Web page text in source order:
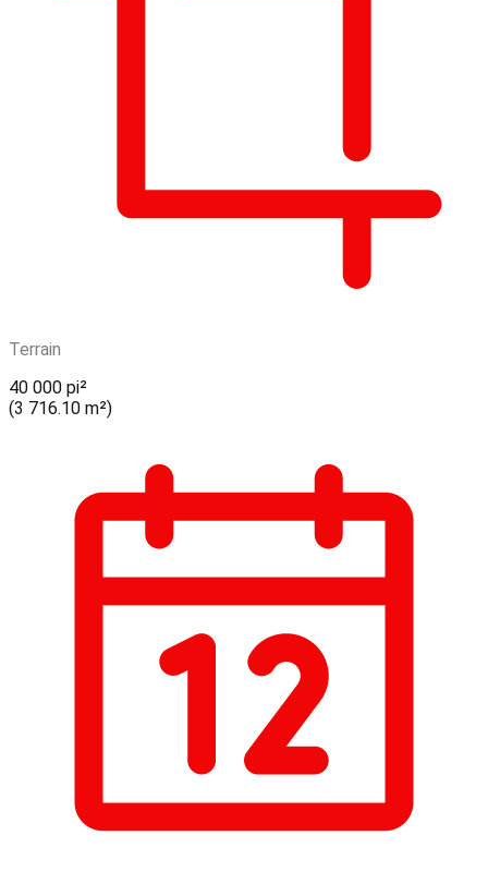
Terrain
40 000 pi²
(3 716.10 m²)